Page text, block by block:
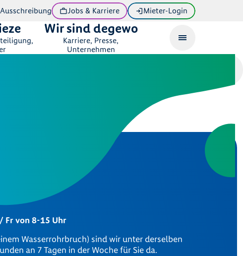
Ausschreibung Jobs & Karriere Mieter-Login
Wir sind degewo
Karriere, Presse,
Unternehmen
Fr von 8-15 Uhr
Wasserrohrbruch) sind wir unter derselben
an 7 Tagen in der Woche für Sie da.